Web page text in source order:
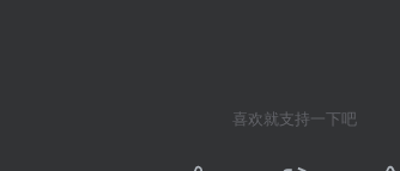
喜欢就支持一下吧